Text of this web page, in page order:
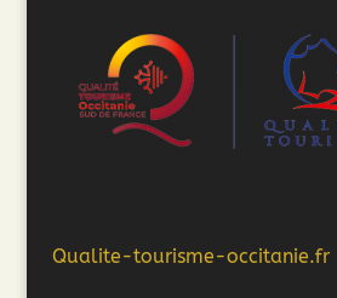
Qualite-tourisme-occitanie.fr